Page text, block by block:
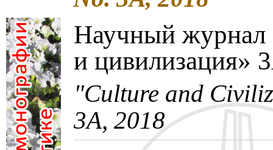
Научный журнал
и цивилизация»
"Culture and
3A, 2018